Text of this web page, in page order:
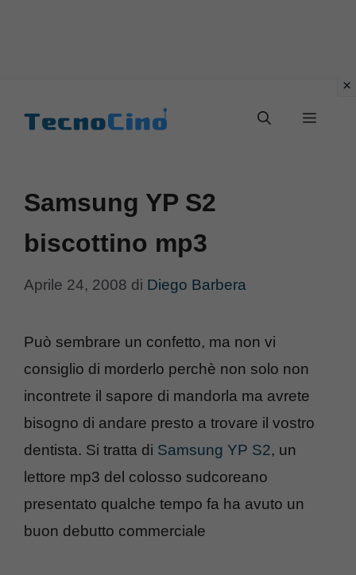
Menu
Samsung YP S2
biscottino mp3
Aprile 24, 2008 di Diego Barbera
Può sembrare un confetto, ma non vi
consiglio di morderlo perchè non solo non
incontrete il sapore di mandorla ma avrete
bisogno di andare presto a trovare il vostro
dentista. Si tratta di Samsung YP S2, un
lettore mp3 del colosso sudcoreano
presentato qualche tempo fa ha avuto un
buon debutto commerciale